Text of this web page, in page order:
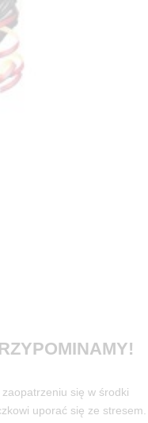
się w środki
uporać się ze stresem.